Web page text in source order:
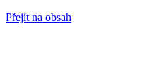
Přejít na obsah